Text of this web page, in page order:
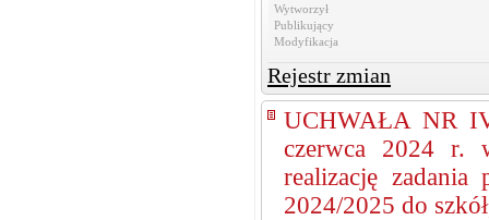
Wytworzył
Publikujący
Modyfikacja
Rejestr zmian
UCHWAŁA NR
czerwca 2024 r.
realizację
2024/2025 do